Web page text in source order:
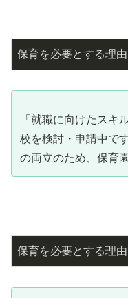
保育を必要とする理
「就職に向けたスキ
校を検討・申請中で
の両立のため、保育
保育を必要とする理